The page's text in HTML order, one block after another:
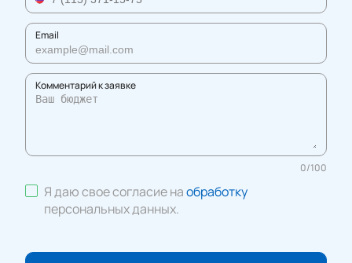
Email
Комментарий к заявке
0/100
Я даю свое согласие наобработку
персональных данных.